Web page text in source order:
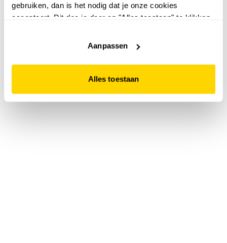
gebruiken, dan is het nodig dat je onze cookies
accepteert. Dit doe je door op "Alles toestaan" te klikken.
website niet optimaal functioneert.
Aanpassen
Alles toestaan